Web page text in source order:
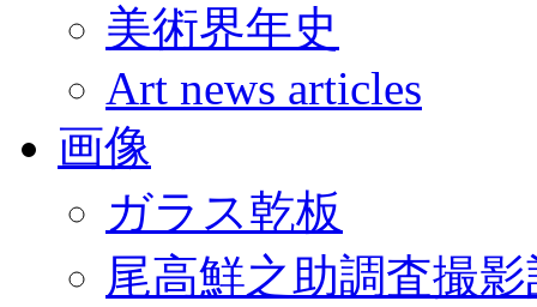
美術界年史
Art news articles
画像
ガラス乾板
尾高鮮之助調査撮